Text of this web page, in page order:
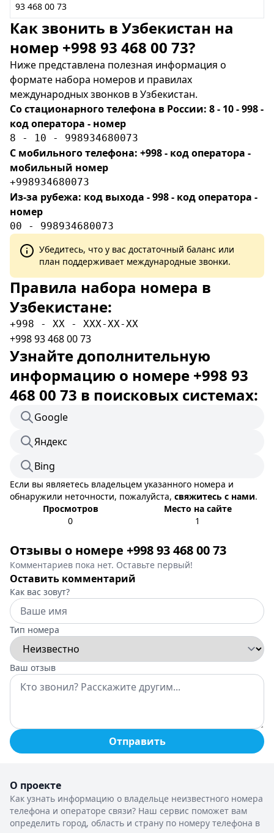
93 468 00 73
Как звонить в Узбекистан на
номер +998 93 468 00 73?
Ниже представлена полезная информация о
формате набора номеров и правилах
международных звонков в Узбекистан.
Со стационарного телефона в России: 8 - 10 - 998 -
код оператора - номер
8 - 10 - 998934680073
С мобильного телефона: +998 - код оператора -
мобильный номер
+998934680073
Из-за рубежа: код выхода - 998 - код оператора -
номер
00 - 998934680073
Убедитесь, что у вас достаточный баланс или
план поддерживает международные звонки.
Правила набора номера в
Узбекистане:
+998 - XX - XXX-XX-XX
+998 93 468 00 73
Узнайте дополнительную
информацию о номере +998 93
468 00 73 в поисковых системах:
Google
Яндекс
Bing
Если вы являетесь владельцем указанного номера и
обнаружили неточности, пожалуйста, свяжитесь с нами.
Просмотров
0
Место на сайте
1
Отзывы о номере +998 93 468 00 73
Комментариев пока нет. Оставьте первый!
Оставить комментарий
Как вас зовут?
Тип номера
Ваш отзыв
Отправить
О проекте
Как узнать информацию о владельце неизвестного номера
телефона и операторе связи? Наш сервис поможет вам
определить город, область и страну по номеру телефона в